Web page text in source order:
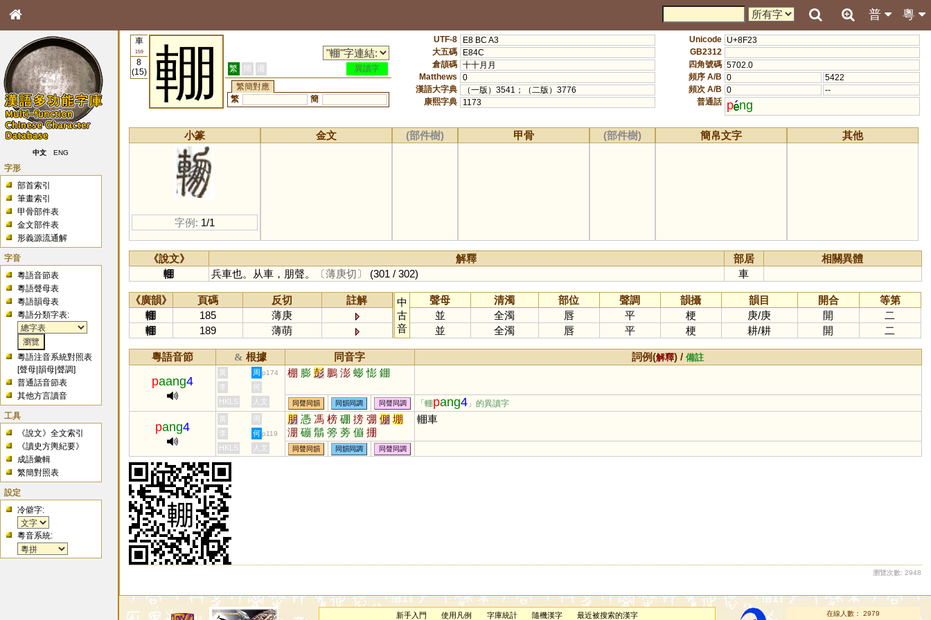
粵
普
中文 ENG
字形
部首索引
筆畫索引
甲骨部件表
金文部件表
形義源流通解
字音
粵語音節表
粵語聲母表
粵語韻母表
粵語分類字表:
粵語注音系統對照表
[聲母 |韻母 |聲調]
普通話音節表
其他方言讀音
工具
《說文》全文索引
《讀史方輿紀要》
成語彙輯
繁簡對照表
設定
冷僻字:
粵音系統:
車
159
8
(15)
輣 繁 簡 港
異讀字
繁簡對應
繁
簡
UTF-8
E8 BC A3
大五碼
E84C
倉頡碼 十十月月
Matthews
0
漢語大字典
（一版）3541；（二版）3776
康熙字典
1173
Unicode U+8F23
GB2312
四角號碼 5702.0
頻序 A/B 0
5422
頻次 A/B 0
--
普通話 p ng
小篆
字例: 1/1
金文 (部件樹) 甲骨 (部件樹) 簡帛文字 其他
《說文》 解釋 部居
相關異體
輣
兵車也。从車，朋聲。 〔薄庚切〕 (301 / 302) 車
《廣韻》 頁碼 反切
註解
輣
185
薄庚
輣
189 薄萌
中
古
音
聲母 清濁 部位 聲調 韻攝 韻目 開合
等第
並
全濁 唇 平 梗 庚/庚 開
二
並
全濁 唇 平 梗 耕/耕 開 二
粵語音節 & 根據 同音字 詞例(解釋) /備註
paang4
黃 周 p174 棚 膨 彭 鵬 澎 蟛 憉 錋
李
何
HKLS
人文 同聲同韻 同韻同調 同聲同調 「輣pang4 」的異讀字
pang4
黃 周 朋 憑 馮 榜 硼 搒 弸 倗 堋
淜 磞 鬅 篣 蒡 傰 掤
輣車
李 何 p119
HKLS 人文 同聲同韻 同韻同調 同聲同調
瀏覽次數: 2948
新手入門 使用凡例 字庫統計 隨機漢字 最近被搜索的漢字 在線人數： 2979